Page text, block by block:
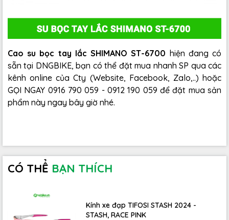
Cao su bọc tay lắc SHIMANO ST-6700 hiện đang có
sẵn tại DNGBIKE, bạn có thể đặt mua nhanh SP qua các
kênh online của Cty (Website, Facebook, Zalo,..) hoặc
GỌI NGAY 0916 790 059 - 0912 190 059 để đặt mua sản
phẩm này ngay bây giờ nhé.
CÓ THỂ BẠN THÍCH
Kính xe đạp TIFOSI STASH 2024 -
STASH, RACE PINK